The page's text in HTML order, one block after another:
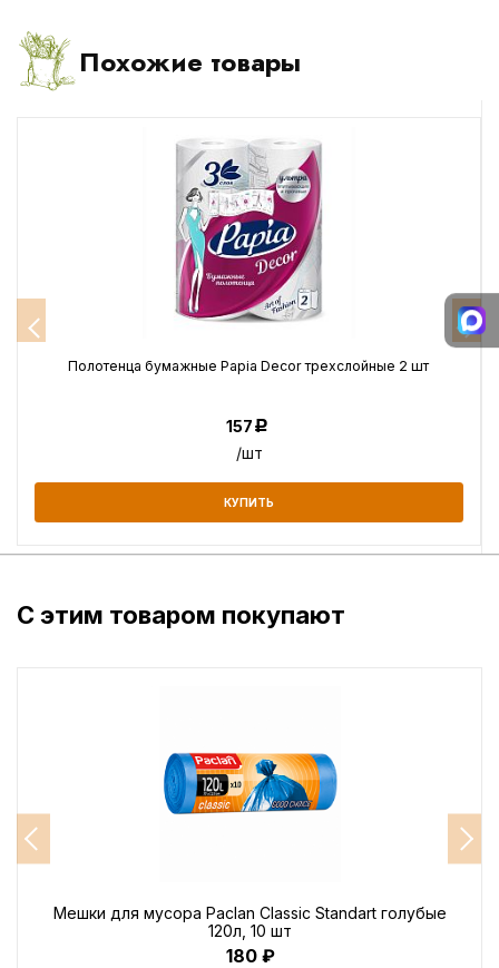
Похожие товары
Полотенца бумажные Papia Decor трехслойные 2 шт
157Р
/шт
КУПИТЬ
С этим товаром покупают
Мешки для мусора Paclan Classic Standart голубые
120л, 10 шт
180